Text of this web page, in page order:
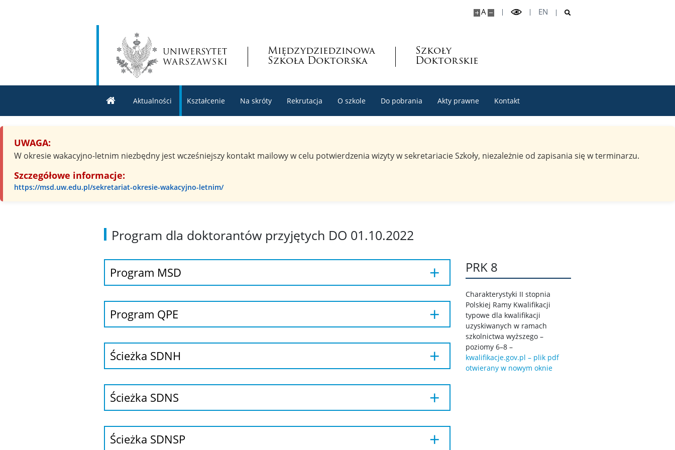
A EN
Międzydziedzinowa
Szkoła Doktorska
Szkoły
Doktorskie
Aktualności Kształcenie Na skróty Rekrutacja O szkole Do pobrania Akty prawne Kontakt
UWAGA:
W okresie wakacyjno-letnim niezbędny jest wcześniejszy kontakt mailowy w celu potwierdzenia wizyty w sekretariacie Szkoły, niezależnie od zapisania się w terminarzu.
Szczegółowe informacje:
https://msd.uw.edu.pl/sekretariat-okresie-wakacyjno-letnim/
Program dla doktorantów przyjętych DO 01.10.2022
Program MSD
Program QPE
Ścieżka SDNH
Ścieżka SDNS
Ścieżka SDNSP
PRK 8
Charakterystyki II stopnia
Polskiej Ramy Kwalifikacji
typowe dla kwalifikacji
uzyskiwanych w ramach
szkolnictwa wyższego –
poziomy 6–8 –
kwalifikacje.gov.pl – plik pdf
otwierany w nowym oknie